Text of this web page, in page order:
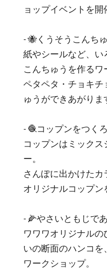
ョップイベントを開
- 🐝くうそうこんち
紙やシールなど、
こんちゅうを作るワ
ペタペタ・チョキ
ゅうができあがりま
- 🧶コップンをつく
コップンはミック
ー。
さんぽに出かけた
オリジナルコップン
- 🌽やさいともじで
ワワワオリジナル
いの断面のハンコ
ワークショップ。